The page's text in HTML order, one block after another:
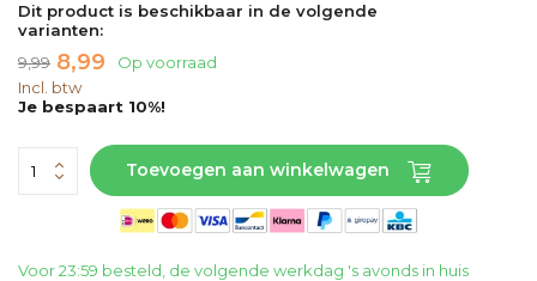
Dit product is beschikbaar in de volgende
varianten:
9,99 8,99
Op voorraad
Incl. btw
Je bespaart 10%!
Toevoegen aan winkelwagen
Voor 23:59 besteld, de volgende werkdag 's avonds in huis